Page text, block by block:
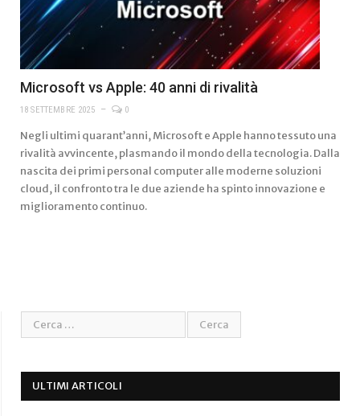
Microsoft vs Apple: 40 anni di rivalità
18 SETTEMBRE 2025 0
Negli ultimi quarant’anni, Microsoft e Apple hanno tessuto una
rivalità avvincente, plasmando il mondo della tecnologia. Dalla
nascita dei primi personal computer alle moderne soluzioni
cloud, il confronto tra le due aziende ha spinto innovazione e
miglioramento continuo.
ULTIMI ARTICOLI